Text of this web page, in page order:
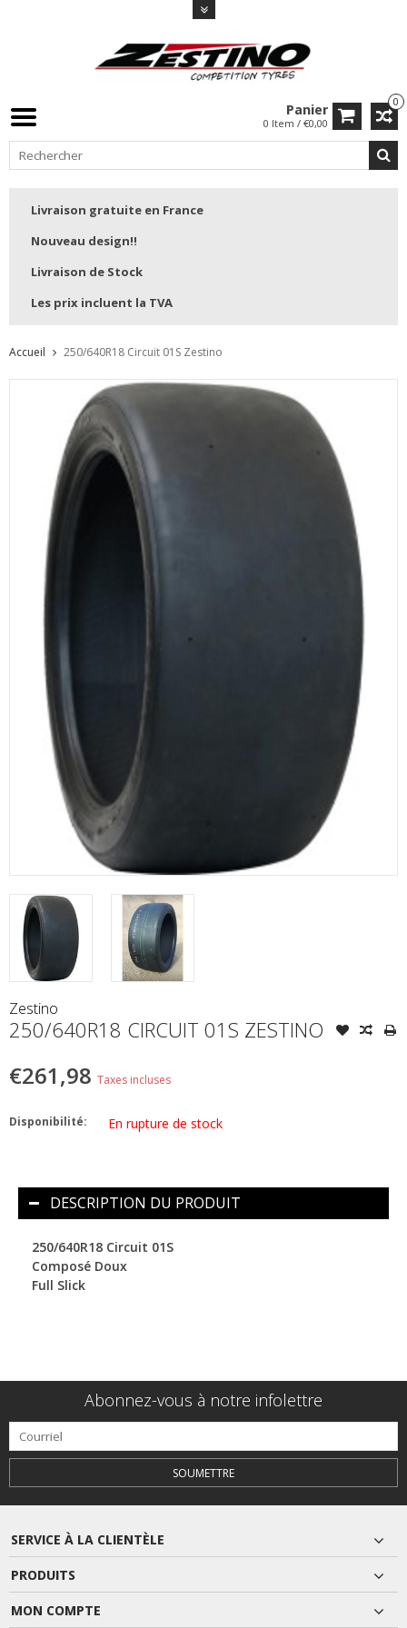
0
Panier
0 Item / €0,00
Livraison gratuite en France
Nouveau design!!
Livraison de Stock
Les prix incluent la TVA
Accueil 250/640R18 Circuit 01S Zestino
Zestino
250/640R18 CIRCUIT 01S ZESTINO
€261,98 Taxes incluses
Disponibilité: En rupture de stock
DESCRIPTION DU PRODUIT
250/640R18 Circuit 01S
Composé Doux
Full Slick
Abonnez-vous à notre infolettre
SOUMETTRE
SERVICE À LA CLIENTÈLE
PRODUITS
MON COMPTE